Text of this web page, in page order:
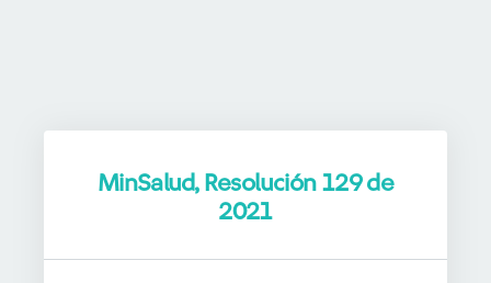
MinSalud, Resolución 129 de
2021